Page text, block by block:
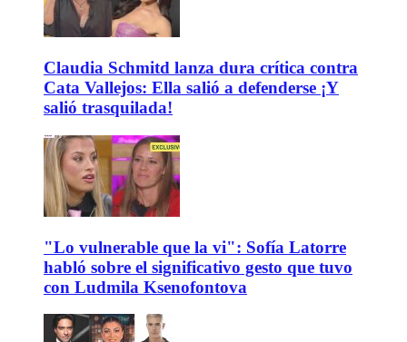
Claudia Schmitd lanza dura crítica contra
Cata Vallejos: Ella salió a defenderse ¡Y
salió trasquilada!
"Lo vulnerable que la vi": Sofía Latorre
habló sobre el significativo gesto que tuvo
con Ludmila Ksenofontova